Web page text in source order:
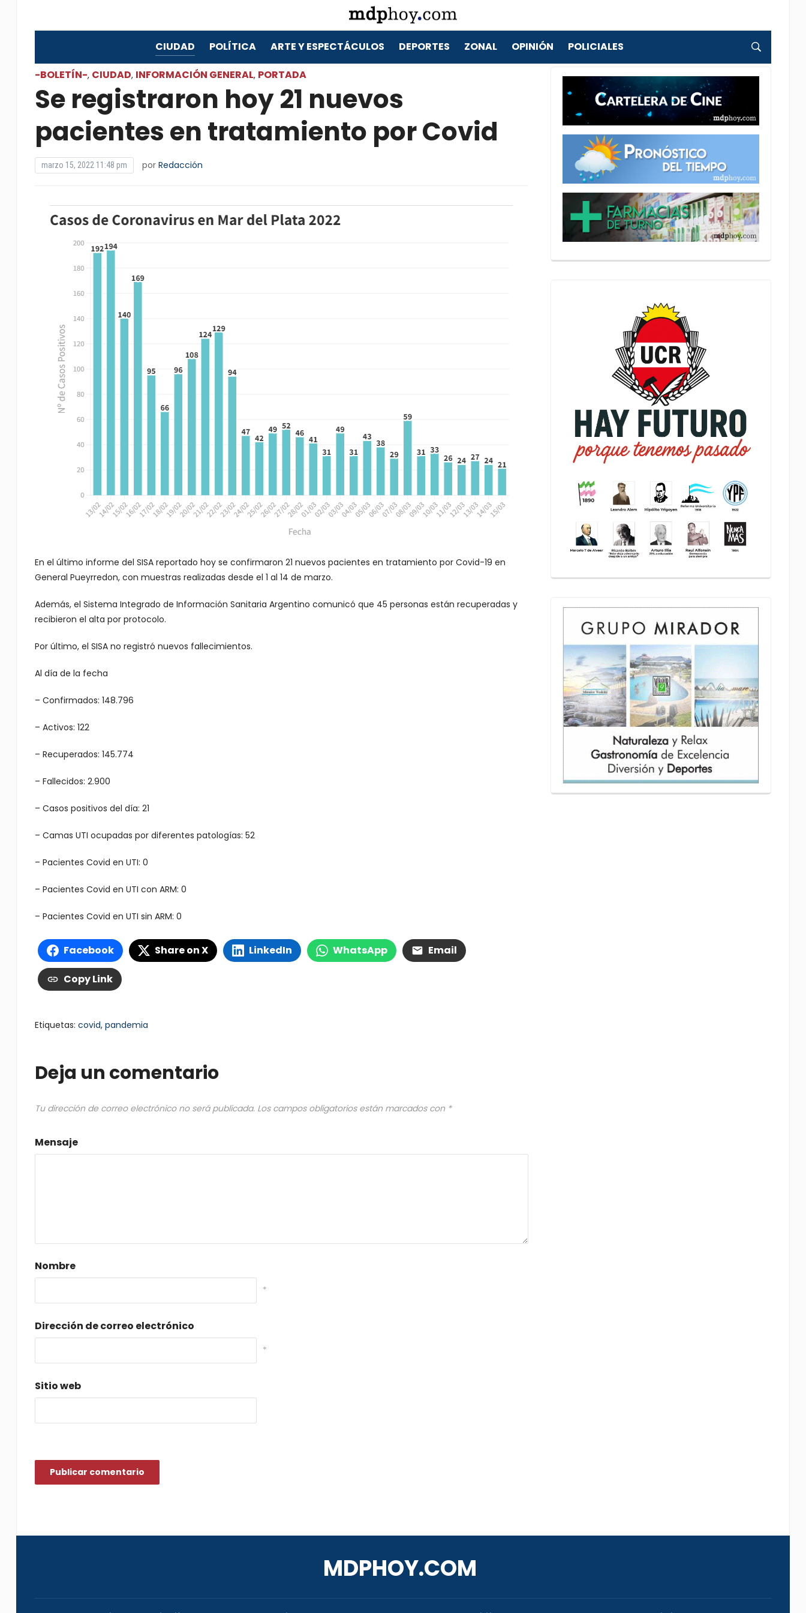
CIUDAD POLÍTICA ARTE Y ESPECTÁCULOS DEPORTES ZONAL OPINIÓN POLICIALES
-BOLETÍN-, CIUDAD, INFORMACIÓN GENERAL, PORTADA
Se registraron hoy 21 nuevos
pacientes en tratamiento por Covid
marzo 15, 2022 11:48 pm por Redacción
En el último informe del SISA reportado hoy se confirmaron 21 nuevos pacientes en tratamiento por Covid-19 en
General Pueyrredon, con muestras realizadas desde el 1 al 14 de marzo.
Además, el Sistema Integrado de Información Sanitaria Argentino comunicó que 45 personas están recuperadas y
recibieron el alta por protocolo.
Por último, el SISA no registró nuevos fallecimientos.
Al día de la fecha
– Confirmados: 148.796
– Activos: 122
– Recuperados: 145.774
– Fallecidos: 2.900
– Casos positivos del día: 21
– Camas UTI ocupadas por diferentes patologías: 52
– Pacientes Covid en UTI: 0
– Pacientes Covid en UTI con ARM: 0
– Pacientes Covid en UTI sin ARM: 0
Facebook Share on X LinkedIn WhatsApp Email
Copy Link
Etiquetas: covid, pandemia
Deja un comentario
Tu dirección de correo electrónico no será publicada. Los campos obligatorios están marcados con *
Mensaje
Nombre
*
Dirección de correo electrónico
*
Sitio web
MDPHOY.COM